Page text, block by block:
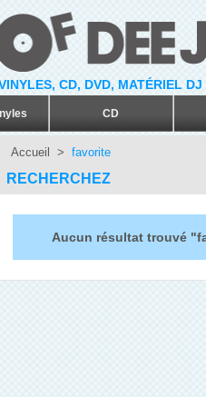
CD, DVD, MATÉRIEL
CD
Accueil > favorite
RECHERCHEZ
Aucun résultat trouvé